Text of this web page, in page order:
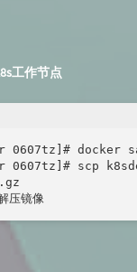
工作节点
0607tz]# docker
0607tz]# scp
压镜像